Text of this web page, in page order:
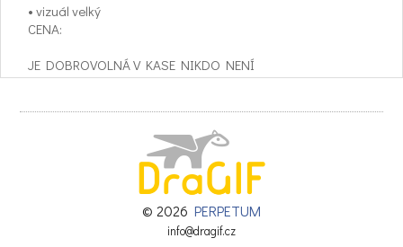
• vizuál velký
CENA:
JE DOBROVOLNÁ V KASE NIKDO NENÍ
Dle uvážení redakce = neprodává se.
uvedeno za jakých podmínek je možné slevu
uplatnit. (objednávka předem,
© 2026 PERPETUM
info@dragif.cz